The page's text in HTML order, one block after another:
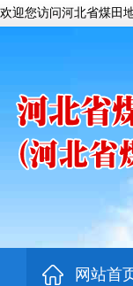
欢迎您访问河北省煤田
网站首